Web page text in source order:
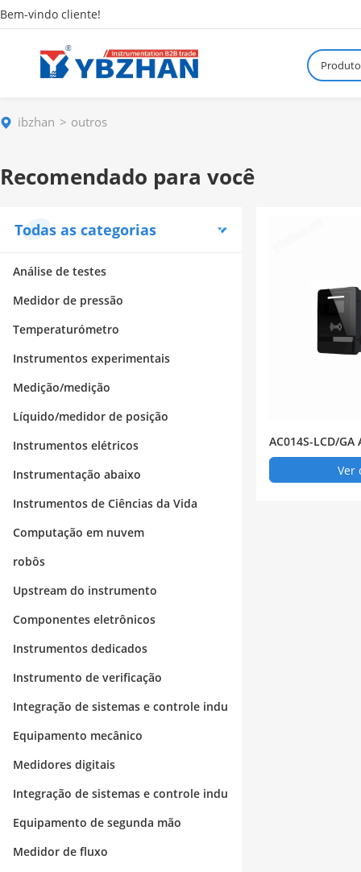
Bem-vindo cliente!
ibzhan outros
Recomendado para você
Todas as categorias
Análise de testes
Medidor de pressão
Temperaturómetro
Instrumentos experimentais
Medição/medição
Líquido/medidor de posição
Instrumentos elétricos
Instrumentação abaixo
Instrumentos de Ciências da Vida
Computação em nuvem
robôs
Upstream do instrumento
Componentes eletrônicos
Instrumentos dedicados
Instrumento de verificação
Integração de sistemas e controle indu
strial
Equipamento mecânico
Medidores digitais
Integração de sistemas e controle indu
strial
Equipamento de segunda mão
Medidor de fluxo
AC014S-LCD/
4KW pilha de
Ver